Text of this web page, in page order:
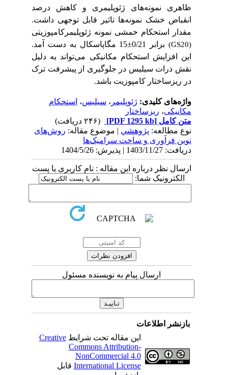
ظاهری نمونه‌های ژئوپلیمری و کاهش درصد
انقباض خشک نمونه‌ها تاثیر قابل توجهی داشت.
مقدار استحکام خمشی نمونه ژئوپلیمرکامپوزیتی
(GS20)برابر 0/21 ±
15 مگاپاسکال به دست آمد.
این افزایش استحکام مکانیکی می‌تواند به دلیل
نقش ذرات سیلیس در جلوگیری از پیشرفت ترک
در ریزساختار کامپوزیت باشد.
واژه‌های کلیدی:ژئوپلیمر، سیلیس،استحکام
مکانیکی،ریزساختار
متن کامل[PDF 1295 kb]
نوع مطالعه:پژوهشي| موضوع مقاله:روش‌های
نوین فرآوری و ساخت سرامیک‌ها
دریافت: 1403/11/27 | پذیرش: 1404/5/26
ارسال نظر درباره این مقاله : نام کاربری یا پست
الکترونیک شما:
ارسال پیام به نویسنده مسئول
بازنشر اطلاعات
این مقاله تحت شرایطCreative
Commons Attribution-
NonCommercial 4.0
International Licenseقابل